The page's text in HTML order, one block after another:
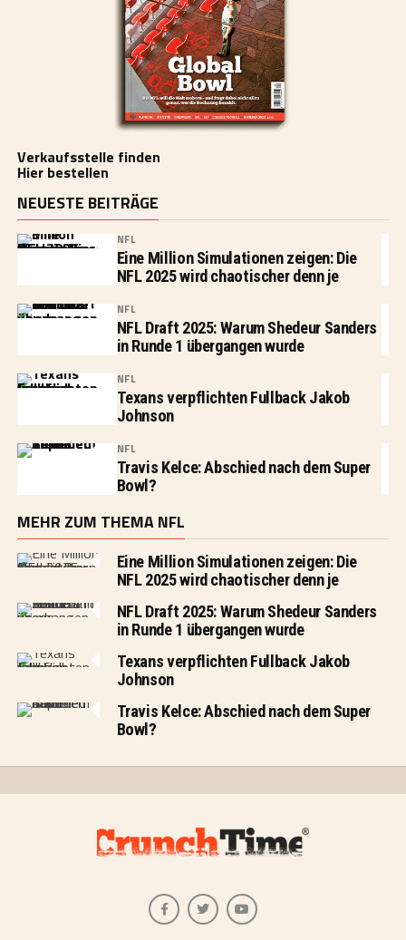
Verkaufsstelle finden
Hier bestellen
NEUESTE BEITRÄGE
NFL
Eine Million Simulationen zeigen: Die
NFL 2025 wird chaotischer denn je
NFL
NFL Draft 2025: Warum Shedeur Sanders
in Runde 1 übergangen wurde
NFL
Texans verpflichten Fullback Jakob
Johnson
NFL
Travis Kelce: Abschied nach dem Super
Bowl?
MEHR ZUM THEMA NFL
Eine Million Simulationen zeigen: Die
NFL 2025 wird chaotischer denn je
NFL Draft 2025: Warum Shedeur Sanders
in Runde 1 übergangen wurde
Texans verpflichten Fullback Jakob
Johnson
Travis Kelce: Abschied nach dem Super
Bowl?